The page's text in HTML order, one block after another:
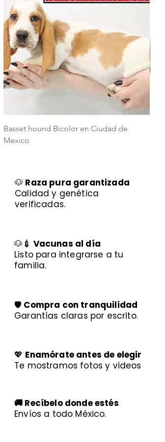
Basset hound Bicolor en Ciudad de
Mexico
🐶 Raza pura garantizada
Calidad y genética
verificadas.
🐶 💉 Vacunas al día
Listo para integrarse a tu
familia.
🛡️ Compra con tranquilidad
Garantías claras por escrito.
💖 Enamórate antes de elegir
Te mostramos fotos y videos
🚚 Recíbelo donde estés
Envíos a todo México.